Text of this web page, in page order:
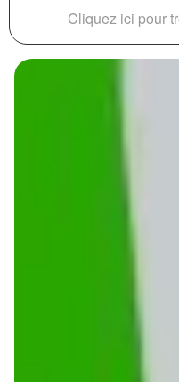
Cliquez ici pour